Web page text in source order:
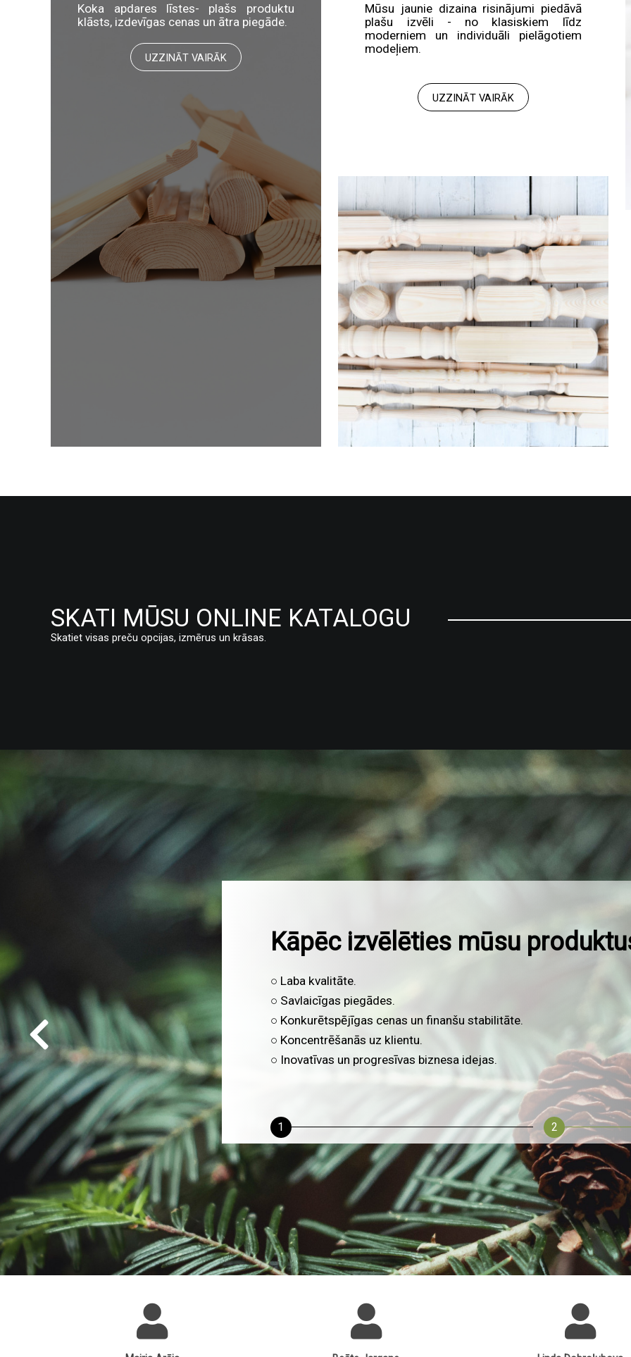
Koka apdares līstes- plašs produktu
klāsts, izdevīgas cenas un ātra piegāde.
UZZINĀT VAIRĀK
Mūsu jaunie dizaina risinājumi piedāvā
plašu izvēli - no klasiskiem līdz
moderniem un individuāli pielāgotiem
modeļiem.
UZZINĀT VAIRĀK
SKATI MŪSU ONLINE KATALOGU
Skatiet visas preču opcijas, izmērus un krāsas.
Kāpēc izvēlēties mūsu
Mēs esam sapņotāju, domātāju un radītāju komanda. Mēs
pakalpojumus, lai sasniegtu vēl augstākus standartus.
Mums ļoti rūp cilvēki, kurus apkalpojam, un mūsu radītie produkti.
Mums ir ļoti kompetenta un uzticama komanda, kas apkalpo jūs,
personalizētu klientu apkalpošanu visiem mūsu klientiem.
1 2